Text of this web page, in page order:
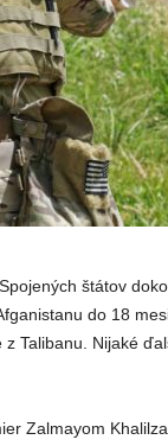
štátov
do 18
Talibanu. Nijaké
Zalmayom